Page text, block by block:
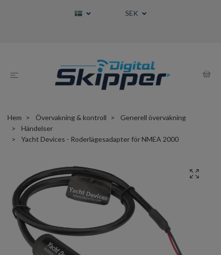
SEK
Hem Övervakning & kontroll
Generell övervakning
Händelser
Yacht Devices - Roderlägesadapter för NMEA 2000